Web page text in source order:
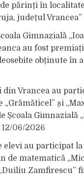
părinți în
județul Vrancea”
Gimnazială
au fost
obținute în
din Vrancea au
și
Școala Gimnazială
12/06/2026
elevi au participat
de matematică
Zamfirescu”